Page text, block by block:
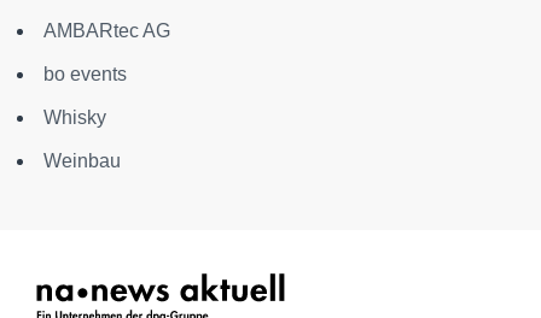
AMBARtec AG
bo events
Whisky
Weinbau